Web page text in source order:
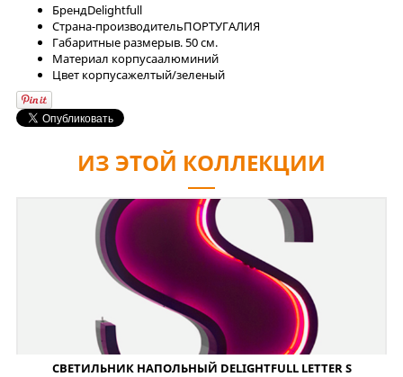
БрендDelightfull
Страна-производительПОРТУГАЛИЯ
Габаритные размерыв. 50 см.
Материал корпусаалюминий
Цвет корпусажелтый/зеленый
ИЗ ЭТОЙ КОЛЛЕКЦИИ
СВЕТИЛЬНИК НАПОЛЬНЫЙ DELIGHTFULL LETTER S